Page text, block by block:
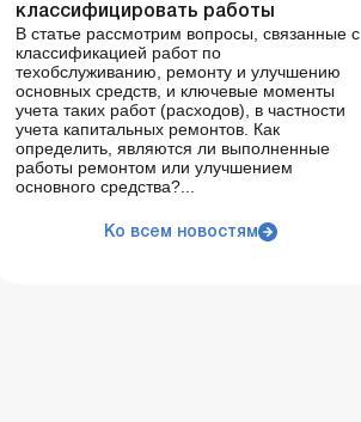
классифицировать работы
В статье рассмотрим вопросы, связанные с
классификацией работ по
техобслуживанию, ремонту и улучшению
основных средств, и ключевые моменты
учета таких работ (расходов), в частности
учета капитальных ремонтов. Как
определить, являются ли выполненные
работы ремонтом или улучшением
основного средства?...
Ко всем новостям